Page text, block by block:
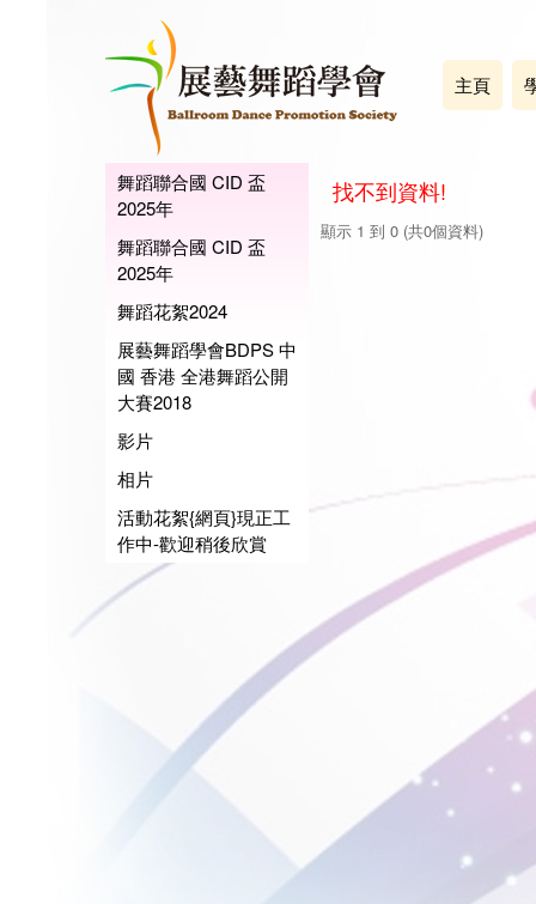
主頁
舞蹈聯合國 CID 盃
2025年
舞蹈聯合國 CID 盃
2025年
舞蹈花絮2024
展藝舞蹈學會BDPS 中
國 香港 全港舞蹈公開
大賽2018
影片
相片
活動花絮{網頁}現正工
作中-歡迎稍後欣賞
找不到資料!
顯示 1 到 0 (共0個資料)